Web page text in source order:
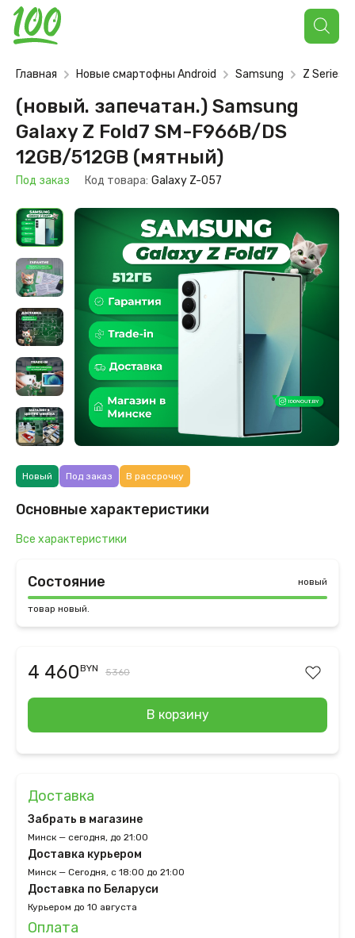
Поиск
товаров
Главная Новые смартофны Android Samsung Z Series
(новый. запечатан.) Samsung
Galaxy Z Fold7 SM-F966B/DS
12GB/512GB (мятный)
Под заказ Код товара: Galaxy Z-057
Новый Под заказ В рассрочку
Основные характеристики
Все характеристики
Состояние новый
товар новый.
4 460BYN 5360
В корзину
Доставка
Забрать в магазине
Минск — сегодня, до 21:00
Доставка курьером
Минск — Сегодня, с 18:00 до 21:00
Доставка по Беларуси
Курьером до 10 августа
Оплата